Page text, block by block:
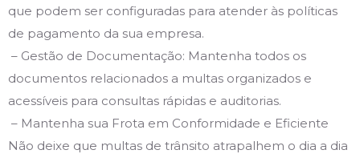
que podem ser configuradas para atender às políticas
de pagamento da sua empresa.
– Gestão de Documentação: Mantenha todos os
documentos relacionados a multas organizados e
acessíveis para consultas rápidas e auditorias.
– Mantenha sua Frota em Conformidade e Eficiente
Não deixe que multas de trânsito atrapalhem o dia a dia